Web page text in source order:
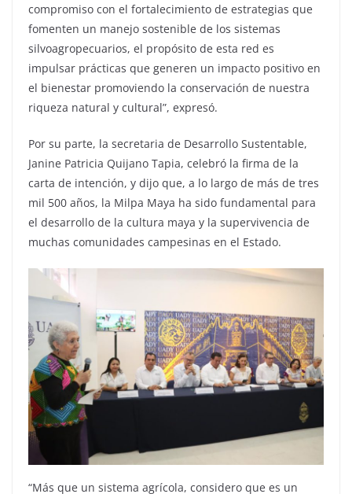
compromiso con el fortalecimiento de estrategias que
fomenten un manejo sostenible de los sistemas
silvoagropecuarios, el propósito de esta red es
impulsar prácticas que generen un impacto positivo en
el bienestar promoviendo la conservación de nuestra
riqueza natural y cultural”, expresó.
Por su parte, la secretaria de Desarrollo Sustentable,
Janine Patricia Quijano Tapia, celebró la firma de la
carta de intención, y dijo que, a lo largo de más de tres
mil 500 años, la Milpa Maya ha sido fundamental para
el desarrollo de la cultura maya y la supervivencia de
muchas comunidades campesinas en el Estado.
“Más que un sistema agrícola, considero que es un